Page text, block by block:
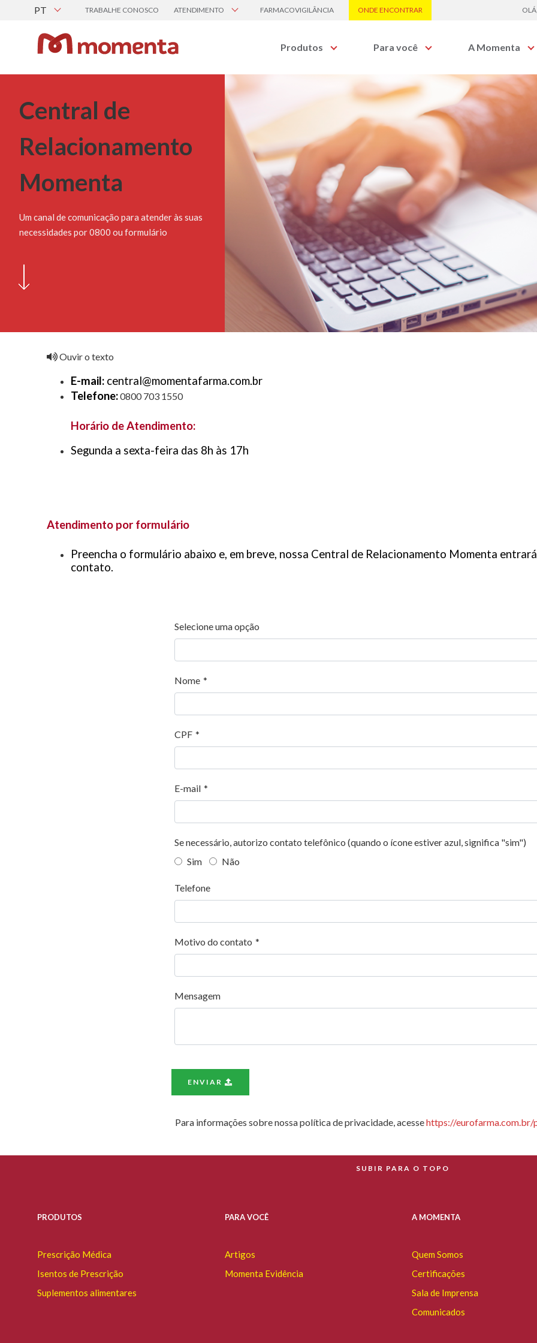
PT TRABALHE CONOSCO ATENDIMENTO
Canal de Ética
FARMACOVIGILÂNCIA ONDE ENCONTRAR
Produtos
Busque por Nome, Princípio Ativo ou Classe Terapêutica.
Visualizar todos os produtos
PROCURE POR CATEGORIA
Prescrição
Médica
Isentos de
Prescrição
Suplementos
alimentares
Para você
Artigos
Momenta Evidência
A Momenta
Quem Somos
Certificações
Sala de Imprensa
Comunicados
Central de
Relacionamento
Momenta
Um canal de comunicação para atender às suas
necessidades por 0800 ou formulário
Ouvir o texto
E-mail: central@momentafarma.com.br
Telefone:0800 703 1550
Horário de Atendimento:
Segunda a sexta-feira das 8h às 17h
Atendimento por formulário
Preencha o formulário abaixo e, em breve, nossa Central de Relacionamento Momenta
contato.
Selecione uma opção
Nome *
CPF *
E-mail *
Se necessário, autorizo contato telefônico (quando o ícone estiver azul, significa "sim")
Sim
Não
Telefone
Motivo do contato *
Mensagem
ENVIAR
Para informações sobre nossa política de privacidade, acessehttps://
SUBIR PARA O TOPO
PRODUTOS
Prescrição Médica
Isentos de Prescrição
Suplementos alimentares
PARA VOCÊ
Artigos
Momenta Evidência
A MOMENTA
Quem Somos
Certificações
Sala de Imprensa
Comunicados